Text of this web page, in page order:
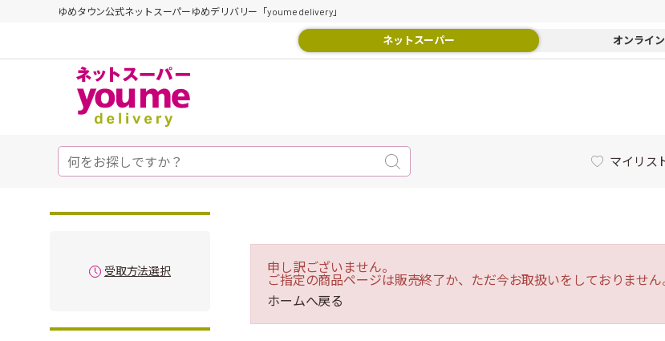
ゆめタウン公式ネットスーパーゆめデリバリー「youme delivery」
ネットスーパー オンライ
マイリス
受取方法選択
申し訳ございません。
ご指定の商品ページは販売終了か、ただ今お取扱いをしておりません
ホームへ戻る